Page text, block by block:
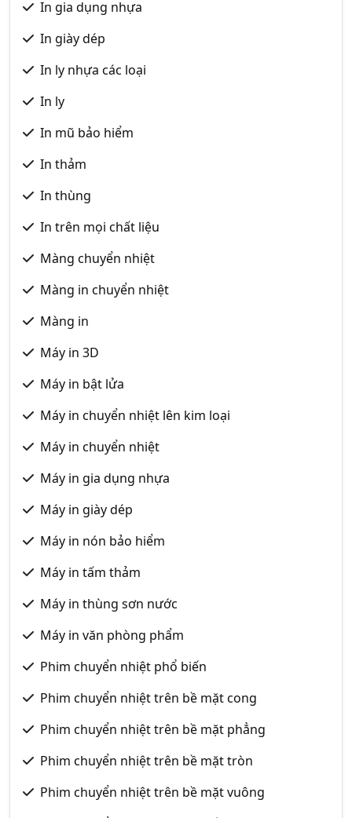
In gia dụng nhựa
In giày dép
In ly nhựa các loại
In ly
In mũ bảo hiểm
In thảm
In thùng
In trên mọi chất liệu
Màng chuyển nhiệt
Màng in chuyển nhiệt
Màng in
Máy in 3D
Máy in bật lửa
Máy in chuyển nhiệt lên kim loại
Máy in chuyển nhiệt
Máy in gia dụng nhựa
Máy in giày dép
Máy in nón bảo hiểm
Máy in tấm thảm
Máy in thùng sơn nước
Máy in văn phòng phẩm
Phim chuyển nhiệt phổ biến
Phim chuyển nhiệt trên bề mặt cong
Phim chuyển nhiệt trên bề mặt phẳng
Phim chuyển nhiệt trên bề mặt tròn
Phim chuyển nhiệt trên bề mặt vuông